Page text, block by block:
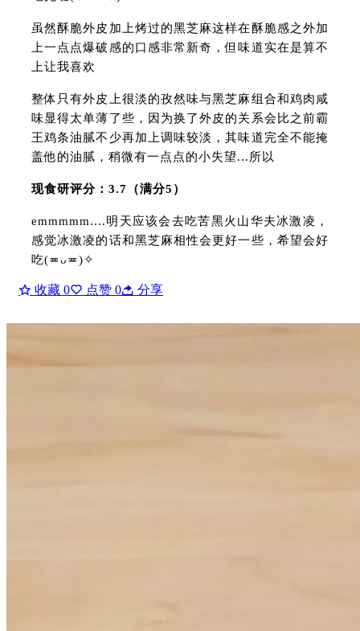
虽然酥脆外皮加上烤过的黑芝麻这样在酥脆感之外加
上一点点爆破感的口感非常新奇，但味道实在是算不
上让我喜欢
整体只有外皮上很淡的孜然味与黑芝麻组合和鸡肉咸
味显得太单薄了些，因为换了外皮的关系会比之前霸
王鸡条油腻不少再加上调味较淡，其味道完全不能掩
盖他的油腻，稍微有一点点的小失望...所以
现食研评分：3.7（满分5）
emmmmm....明天应该会去吃苦黑火山华夫冰激凌，
感觉冰激凌的话和黑芝麻相性会更好一些，希望会好
吃(≖ᴗ≖)✧
收藏 0 点赞 0 分享